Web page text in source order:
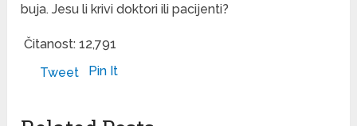
buja. Jesu li krivi doktori ili pacijenti?
Čitanost: 12,791
Tweet
Pin It